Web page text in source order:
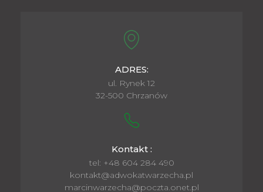
ADRES:
ul. Rynek 12
32-500 Chrzanów
Kontakt :
tel: +48 604 284 490
kontakt@adwokatwarzecha.pl
marcinwarzecha@poczta.onet.pl